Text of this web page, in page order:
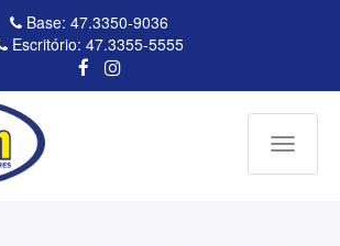
Base: 47.3350-9036
Escritório: 47.3355-5555
Toggle